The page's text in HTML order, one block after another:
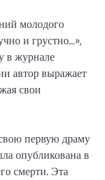
молодого
и грустно…»,
в журнале
автор выражает
свои
первую драму
опубликована в
смерти. Эта